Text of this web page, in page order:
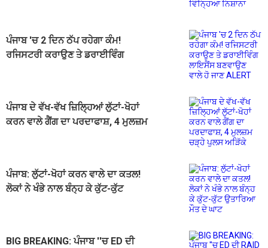
ਪੰਜਾਬ 'ਚ 2 ਦਿਨ ਠੱਪ ਰਹੇਗਾ ਕੰਮ!
ਰਜਿਸਟਰੀ ਕਰਾਉਣ ਤੇ ਡਰਾਈਵਿੰਗ
ਪੰਜਾਬ ਦੇ ਵੱਖ-ਵੱਖ ਜ਼ਿਲ੍ਹਿਆਂ ਲੁੱਟਾਂ-ਖੋਹਾਂ
ਕਰਨ ਵਾਲੇ ਗੈਂਗ ਦਾ ਪਰਦਾਫਾਸ਼, 4 ਮੁਲਜ਼ਮ
ਪੰਜਾਬ: ਲੁੱਟਾਂ-ਖੋਹਾਂ ਕਰਨ ਵਾਲੇ ਦਾ ਕਤਲ!
ਲੋਕਾਂ ਨੇ ਖੰਭੇ ਨਾਲ ਬੰਨ੍ਹ ਕੇ ਕੁੱਟ-ਕੁੱਟ
BIG BREAKING: ਪੰਜਾਬ ''ਚ ED ਦੀ